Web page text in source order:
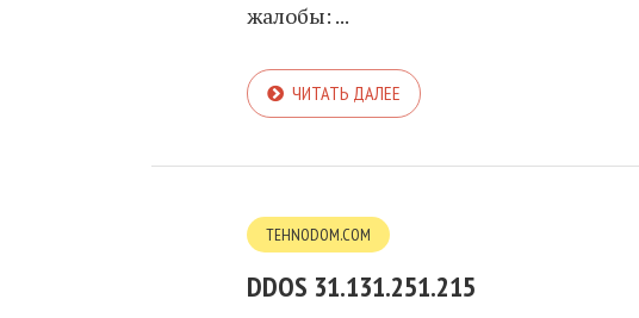
жалобы: ...
ЧИТАТЬ ДАЛЕЕ
TEHNODOM.COM
DDOS 31.131.251.215